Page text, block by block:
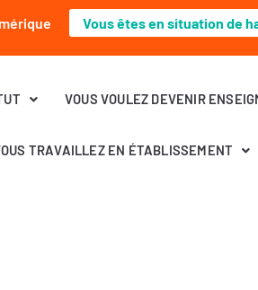
Vous êtes en situation de
VOUS VOULEZ DEVENIR
TRAVAILLEZ EN ÉTABLISSEMENT